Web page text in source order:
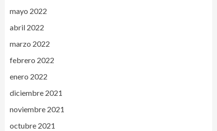
mayo 2022
abril 2022
marzo 2022
febrero 2022
enero 2022
diciembre 2021
noviembre 2021
octubre 2021